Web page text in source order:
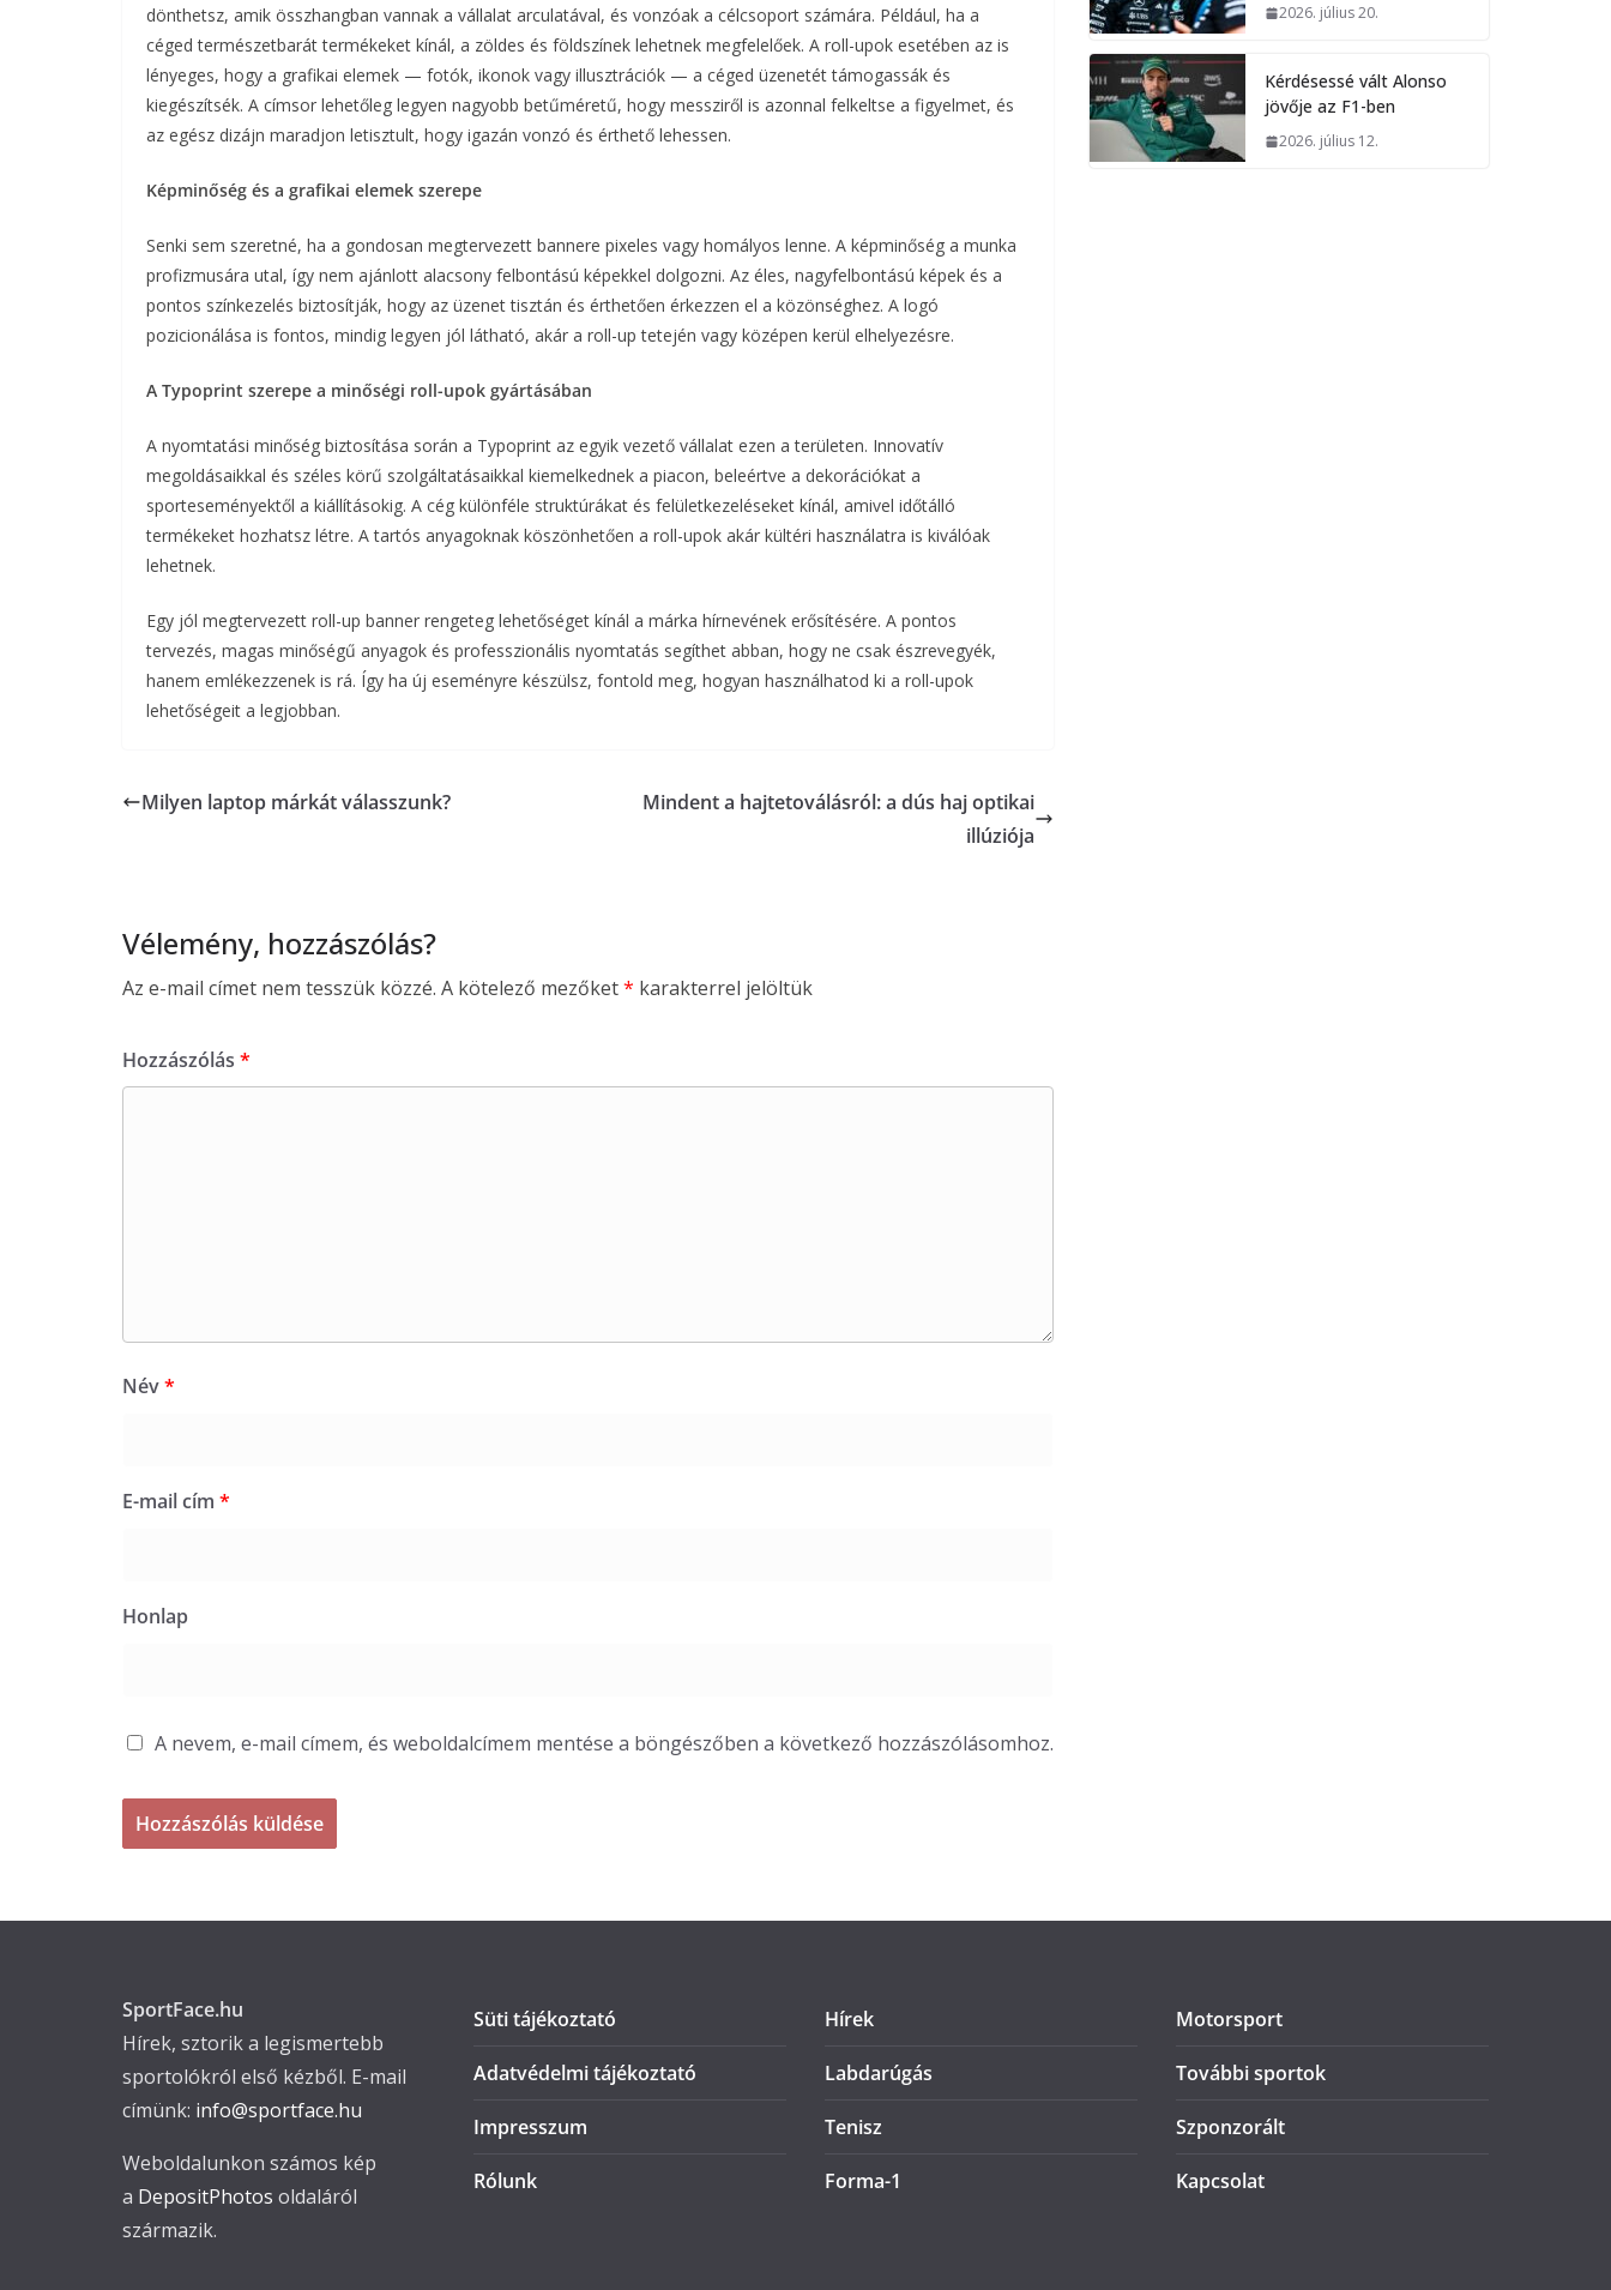
dönthetsz, amik összhangban vannak a vállalat arculatával, és vonzóak a célcsoport számára. Például, ha a
céged természetbarát termékeket kínál, a zöldes és földszínek lehetnek megfelelőek. A roll-upok esetében az is
lényeges, hogy a grafikai elemek — fotók, ikonok vagy illusztrációk — a céged üzenetét támogassák és
kiegészítsék. A címsor lehetőleg legyen nagyobb betűméretű, hogy messziről is azonnal felkeltse a figyelmet, és
az egész dizájn maradjon letisztult, hogy igazán vonzó és érthető lehessen.
Képminőség és a grafikai elemek szerepe
Senki sem szeretné, ha a gondosan megtervezett bannere pixeles vagy homályos lenne. A képminőség a munka
profizmusára utal, így nem ajánlott alacsony felbontású képekkel dolgozni. Az éles, nagyfelbontású képek és a
pontos színkezelés biztosítják, hogy az üzenet tisztán és érthetően érkezzen el a közönséghez. A logó
pozicionálása is fontos, mindig legyen jól látható, akár a roll-up tetején vagy középen kerül elhelyezésre.
A Typoprint szerepe a minőségi roll-upok gyártásában
A nyomtatási minőség biztosítása során a Typoprint az egyik vezető vállalat ezen a területen. Innovatív
megoldásaikkal és széles körű szolgáltatásaikkal kiemelkednek a piacon, beleértve a dekorációkat a
sporteseményektől a kiállításokig. A cég különféle struktúrákat és felületkezeléseket kínál, amivel időtálló
termékeket hozhatsz létre. A tartós anyagoknak köszönhetően a roll-upok akár kültéri használatra is kiválóak
lehetnek.
Egy jól megtervezett roll-up banner rengeteg lehetőséget kínál a márka hírnevének erősítésére. A pontos
tervezés, magas minőségű anyagok és professzionális nyomtatás segíthet abban, hogy ne csak észrevegyék,
hanem emlékezzenek is rá. Így ha új eseményre készülsz, fontold meg, hogyan használhatod ki a roll-upok
lehetőségeit a legjobban.
Milyen laptop márkát válasszunk?
Mindent a hajtetoválásról: a dús haj optikai
illúziója
Vélemény, hozzászólás?
Az e-mail címet nem tesszük közzé. A kötelező mezőket* karakterrel jelöltük
Hozzászólás *
Név*
E-mail cím *
Honlap
A nevem, e-mail címem, és weboldalcímem mentése a böngészőben a következő hozzászólásomhoz.
2026. július 20.
Kérdésessé vált Alonso
jövője az F1-ben
2026. július 12.
SportFace.hu
Hírek, sztorik a legismertebb
sportolókról első kézből. E-mail
címünk: info@sportface.hu
Weboldalunkon számos kép
a DepositPhotos oldaláról
származik.
Süti tájékoztató
Adatvédelmi tájékoztató
Impresszum
Rólunk
Hírek
Labdarúgás
Tenisz
Forma-1
Motorsport
További sportok
Szponzorált
Kapcsolat